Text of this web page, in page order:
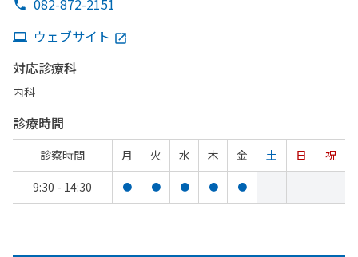
082-872-2151
ウェブサイト
対応診療科
内科
診療時間
診察時間 月 火 水 木 金 土 日
祝
9:30 - 14:30
● ● ● ● ●